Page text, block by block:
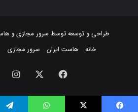
طراحی و توسعه توسط سرور مجازیو
خانه
هاست ایران سرور مجازی
فیسبوک ایکس